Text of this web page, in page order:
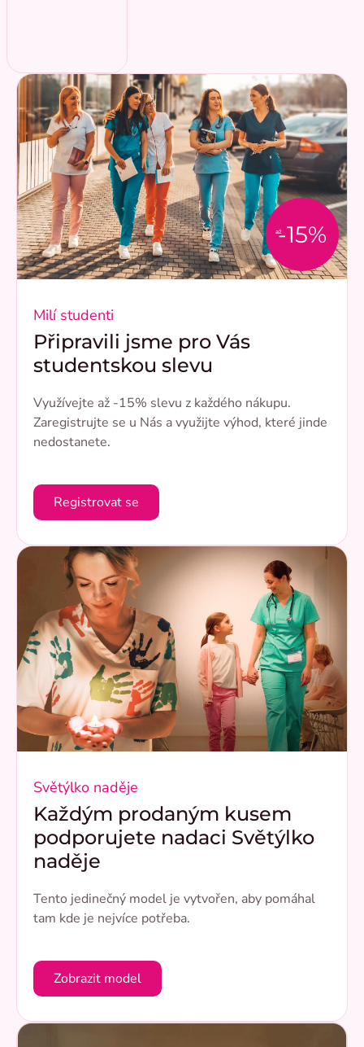
až-15%
Milí studenti
Připravili jsme pro Vás
studentskou slevu
Využívejte až -15% slevu z každého nákupu.
Zaregistrujte se u Nás a využijte výhod, které jinde
nedostanete.
Registrovat se
Světýlko naděje
Každým prodaným kusem
podporujete nadaci Světýlko
naděje
Tento jedinečný model je vytvořen, aby pomáhal
tam kde je nejvíce potřeba.
Zobrazit model